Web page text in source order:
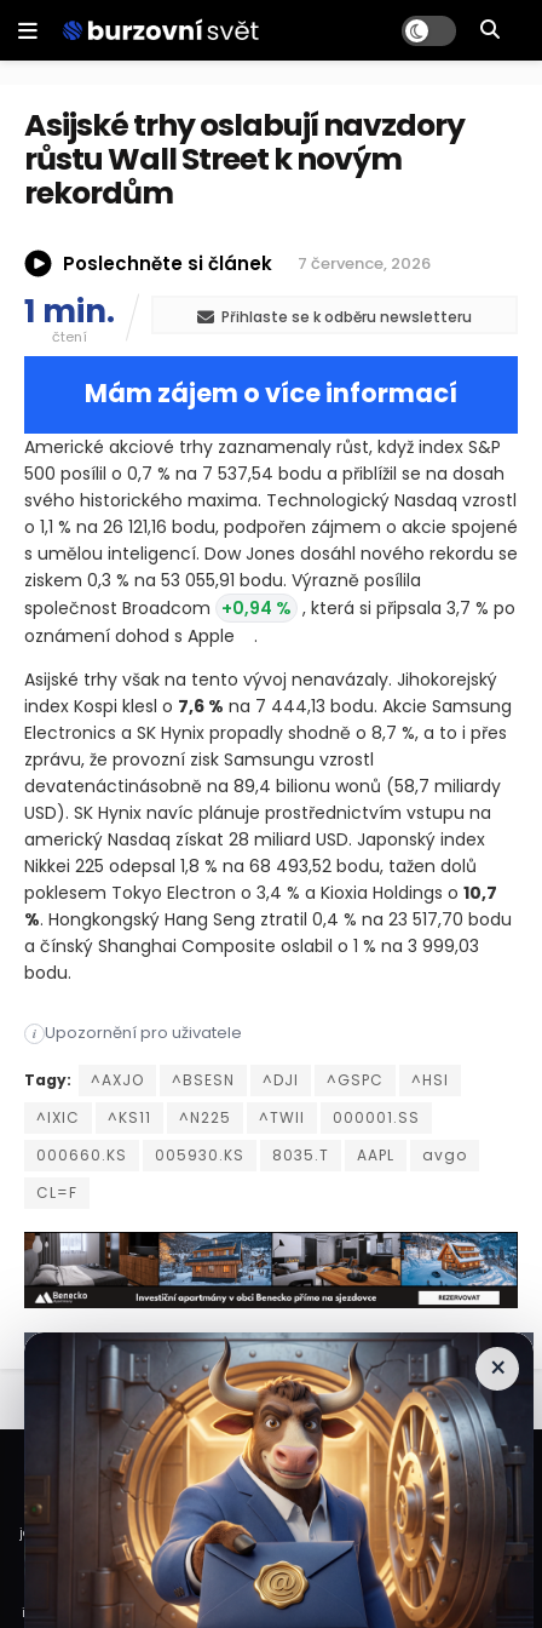
Asijské trhy oslabují navzdory
růstu Wall Street k novým
rekordům
Poslechněte si článek 7 července, 2026
1 min.
čtení
Přihlaste se k odběru newsletteru
Mám zájem o více informací
Americké akciové trhy zaznamenaly růst, když index S&P
500 posílil o 0,7 % na 7 537,54 bodu a přiblížil se na dosah
svého historického maxima. Technologický Nasdaq vzrostl
o 1,1 % na 26 121,16 bodu, podpořen zájmem o akcie spojené
s umělou inteligencí. Dow Jones dosáhl nového rekordu se
ziskem 0,3 % na 53 055,91 bodu. Výrazně posílila
společnost Broadcom +0,94 % , která si připsala 3,7 % po
oznámení dohod s Apple
.
Asijské trhy však na tento vývoj nenavázaly. Jihokorejský
index Kospi klesl o 7,6 % na 7 444,13 bodu. Akcie Samsung
Electronics a SK Hynix propadly shodně o 8,7 %, a to i přes
zprávu, že provozní zisk Samsungu vzrostl
devatenáctinásobně na 89,4 bilionu wonů (58,7 miliardy
USD). SK Hynix navíc plánuje prostřednictvím vstupu na
americký Nasdaq získat 28 miliard USD. Japonský index
Nikkei 225 odepsal 1,8 % na 68 493,52 bodu, tažen dolů
poklesem Tokyo Electron o 3,4 % a Kioxia Holdings o 10,7
%. Hongkongský Hang Seng ztratil 0,4 % na 23 517,70 bodu
a čínský Shanghai Composite oslabil o 1 % na 3 999,03
bodu.
i Upozornění pro uživatele
Americké akciové trhy zaznamenaly růst, když index S&P
Tagy: ^AXJO ^BSESN ^DJI ^GSPC
^HSI
^IXIC
^KS11 ^N225 ^TWII
000001.SS
000660.KS
005930.KS 8035.T AAPL
avgo
CL=F
×
Veškeré informace a materiály zveřejněné na internetových stránkách
Burzovního Světa vycházejí z veřejně dostupných a důvěryhodných zdrojů. Při
jejich zpracování je postupováno s odbornou péčí a cílem poskytovat čtenářům
objektivní, aktuální a srozumitelné informace. Obsah internetových stránek
slouží výhradně k informačním a vzdělávacím účelům. Nepředstavuje
individuální investiční doporučení, investiční poradenství ani nabídku či výzvu